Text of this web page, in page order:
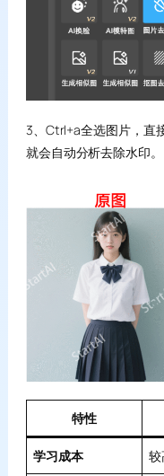
3、Ctrl+a全选图片，直
就会自动分析去除水印。
特性
学习成本